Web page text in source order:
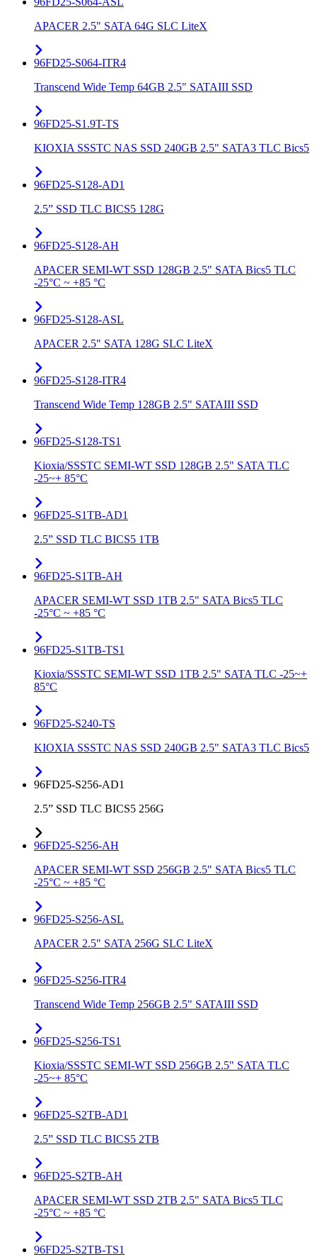
APACER 2.5" SATA 64G SLC LiteX
96FD25-S064-ITR4
Transcend Wide Temp 64GB 2.5" SATAIII SSD
96FD25-S1.9T-TS
KIOXIA SSSTC NAS SSD 240GB 2.5" SATA3 TLC Bics5
96FD25-S128-AD1
2.5” SSD TLC BICS5 128G
96FD25-S128-AH
APACER SEMI-WT SSD 128GB 2.5" SATA Bics5 TLC
-25°C ~ +85 °C
96FD25-S128-ASL
APACER 2.5" SATA 128G SLC LiteX
96FD25-S128-ITR4
Transcend Wide Temp 128GB 2.5" SATAIII SSD
96FD25-S128-TS1
Kioxia/SSSTC SEMI-WT SSD 128GB 2.5" SATA TLC
-25~+ 85°C
96FD25-S1TB-AD1
2.5” SSD TLC BICS5 1TB
96FD25-S1TB-AH
APACER SEMI-WT SSD 1TB 2.5" SATA Bics5 TLC
-25°C ~ +85 °C
96FD25-S1TB-TS1
Kioxia/SSSTC SEMI-WT SSD 1TB 2.5" SATA TLC -25~+
85°C
96FD25-S240-TS
KIOXIA SSSTC NAS SSD 240GB 2.5" SATA3 TLC Bics5
96FD25-S256-AD1
2.5” SSD TLC BICS5 256G
96FD25-S256-AH
APACER SEMI-WT SSD 256GB 2.5" SATA Bics5 TLC
-25°C ~ +85 °C
96FD25-S256-ASL
APACER 2.5" SATA 256G SLC LiteX
96FD25-S256-ITR4
Transcend Wide Temp 256GB 2.5" SATAIII SSD
96FD25-S256-TS1
Kioxia/SSSTC SEMI-WT SSD 256GB 2.5" SATA TLC
-25~+ 85°C
96FD25-S2TB-AD1
2.5” SSD TLC BICS5 2TB
96FD25-S2TB-AH
APACER SEMI-WT SSD 2TB 2.5" SATA Bics5 TLC
-25°C ~ +85 °C
96FD25-S2TB-TS1